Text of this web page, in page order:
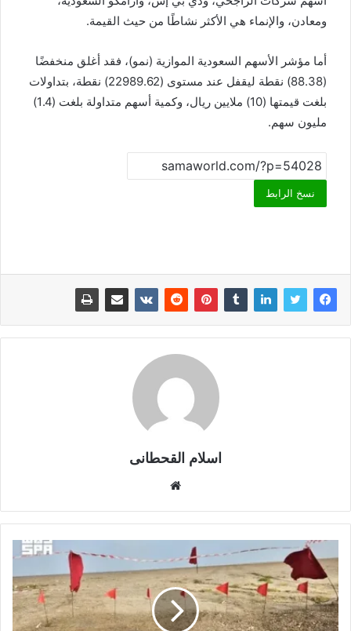
ومعادن، والإنماء هي الأكثر نشاطًا من حيث القيمة.
أما مؤشر الأسهم السعودية الموازية (نمو)، فقد أغلق منخفضًا
(88.38) نقطة ليقفل عند مستوى (22989.62) نقطة، بتداولات
بلغت قيمتها (10) ملايين ريال، وكمية أسهم متداولة بلغت (1.4)
مليون سهم.
نسخ الرابط
اسلام القحطانى
ق
ع
ا
ل
و
ي